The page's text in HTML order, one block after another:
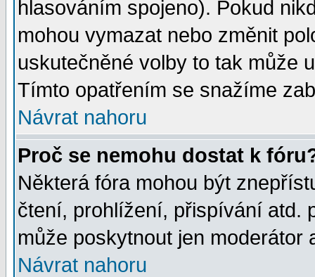
hlasováním spojeno). Pokud
mohou vymazat nebo změnit
uskutečněné volby to tak může
Tímto opatřením se snažíme
Návrat nahoru
Proč se nemohu dostat k
Některá fóra mohou být
čtení, prohlížení, přispívání atd.
může poskytnout jen moderátor
Návrat nahoru